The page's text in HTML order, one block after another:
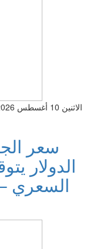
الاثنين 10 أغسطس 2026 06:42 صباحاً
سعر
الدولار